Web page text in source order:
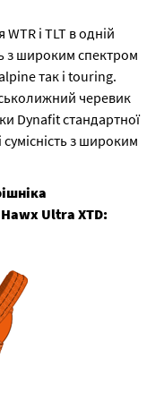
і TLT в одній
з широким спектром
так і touring.
черевик
Dynafit стандартної
з широким
Ultra XTD: